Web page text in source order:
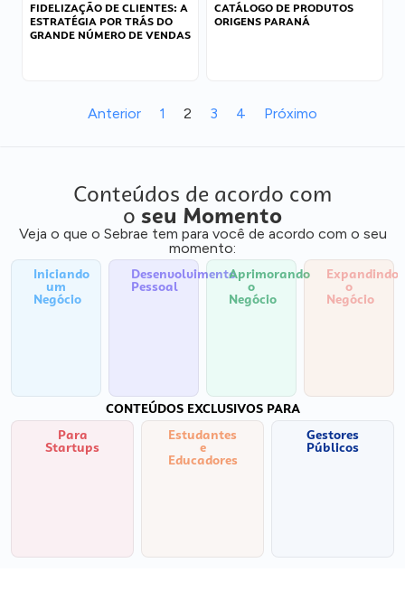
FIDELIZAÇÃO DE CLIENTES: A
ESTRATÉGIA POR TRÁS DO
GRANDE NÚMERO DE VENDAS
CATÁLOGO DE PRODUTOS
ORIGENS PARANÁ
Anterior 1 2 3 4 Próximo
Conteúdos de acordo com
o seu Momento
Veja o que o Sebrae tem para você de acordo com o seu
momento:
Iniciando
um
Negócio
Desenvolvimento
Pessoal
Aprimorando
o
Negócio
Expandindo
o
Negócio
CONTEÚDOS EXCLUSIVOS PARA
Para
Startups
Estudantes
e
Educadores
Gestores
Públicos